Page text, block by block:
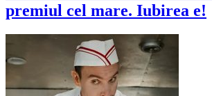
premiul cel mare. Iubirea e!